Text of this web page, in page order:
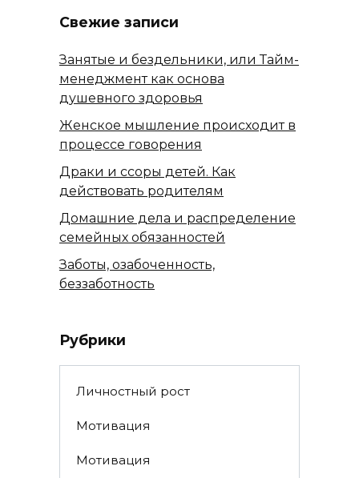
Свежие записи
Занятые и бездельники, или Тайм-
менеджмент как основа
душевного здоровья
Женское мышление происходит в
процессе говорения
Драки и ссоры детей. Как
действовать родителям
Домашние дела и распределение
семейных обязанностей
Заботы, озабоченность,
беззаботность
Рубрики
Личностный рост
Мотивация
Мотивация